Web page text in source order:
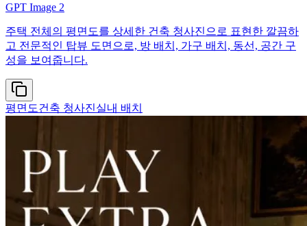
GPT Image 2
주택 전체의 평면도를 상세한 건축 청사진으로 표현한 깔끔하
고 전문적인 탑뷰 도면으로, 방 배치, 가구 배치, 동선, 공간 구
성을 보여줍니다.
평면도건축 청사진실내 배치